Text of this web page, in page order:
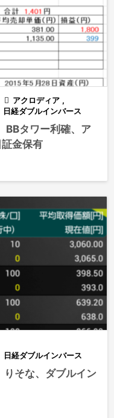
 アクロディア ,
日経ダブルインバース
BBタワー利確、ア
金保有
日経ダブルインバース
そな、ダブルイン